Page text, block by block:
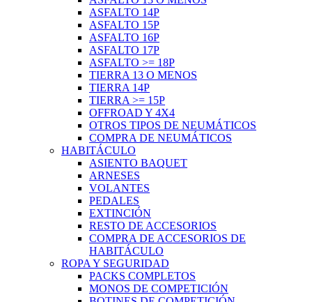
ASFALTO 14P
ASFALTO 15P
ASFALTO 16P
ASFALTO 17P
ASFALTO >= 18P
TIERRA 13 O MENOS
TIERRA 14P
TIERRA >= 15P
OFFROAD Y 4X4
OTROS TIPOS DE NEUMÁTICOS
COMPRA DE NEUMÁTICOS
HABITÁCULO
ASIENTO BAQUET
ARNESES
VOLANTES
PEDALES
EXTINCIÓN
RESTO DE ACCESORIOS
COMPRA DE ACCESORIOS DE
HABITÁCULO
ROPA Y SEGURIDAD
PACKS COMPLETOS
MONOS DE COMPETICIÓN